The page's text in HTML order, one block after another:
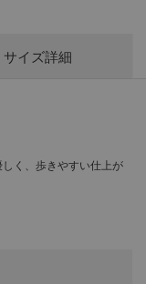
サイズ詳細
く、歩きやすい仕上が